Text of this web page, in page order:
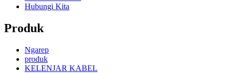
Hubungi Kita
Produk
Ngarep
produk
KELENJAR KABEL